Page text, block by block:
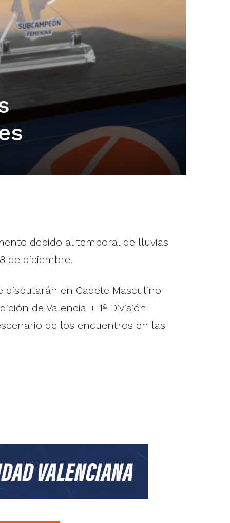
debido al temporal de lluvias
de diciembre.
en Cadete Masculino
de Valencia + 1ª División
de los encuentros en las